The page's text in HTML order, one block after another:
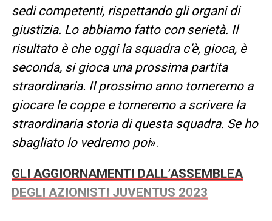
sedi competenti, rispettando gli organi di
giustizia. Lo abbiamo fatto con serietà. Il
risultato è che oggi la squadra c’è, gioca, è
seconda, si gioca una prossima partita
straordinaria. Il prossimo anno torneremo a
giocare le coppe e torneremo a scrivere la
straordinaria storia di questa squadra. Se ho
sbagliato lo vedremo poi».
GLI AGGIORNAMENTI DALL’ASSEMBLEA
DEGLI AZIONISTI JUVENTUS 2023